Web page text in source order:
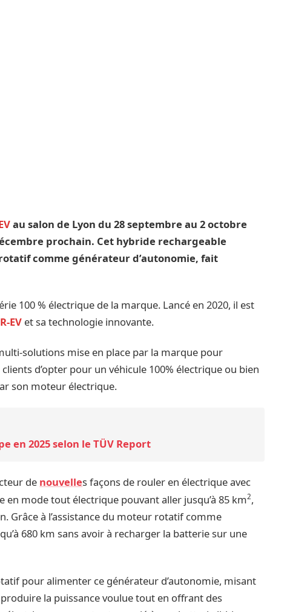
au salon de Lyon du 28 septembre au 2 octobre
prochain. Cet hybride rechargeable
comme générateur d’autonomie, fait
100 % électrique de la marque. Lancé en 2020, il est
EV et sa technologie innovante.
solutions mise en place par la marque pour
d’opter pour un véhicule 100% électrique ou bien
son moteur électrique.
en 2025 selon le TÜV Report
de nouvelles façons de rouler en électrique avec
mode tout électrique pouvant aller jusqu’à 85 km2,
Grâce à l’assistance du moteur rotatif comme
680 km sans avoir à recharger la batterie sur une
pour alimenter ce générateur d’autonomie, misant
la puissance voulue tout en offrant des